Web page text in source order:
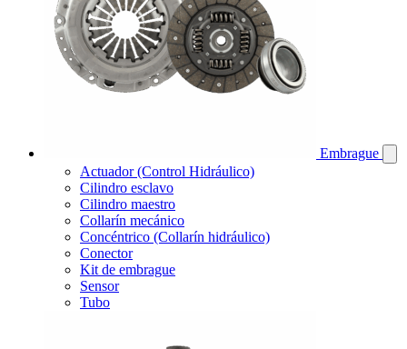
Embrague
Actuador (Control Hidráulico)
Cilindro esclavo
Cilindro maestro
Collarín mecánico
Concéntrico (Collarín hidráulico)
Conector
Kit de embrague
Sensor
Tubo